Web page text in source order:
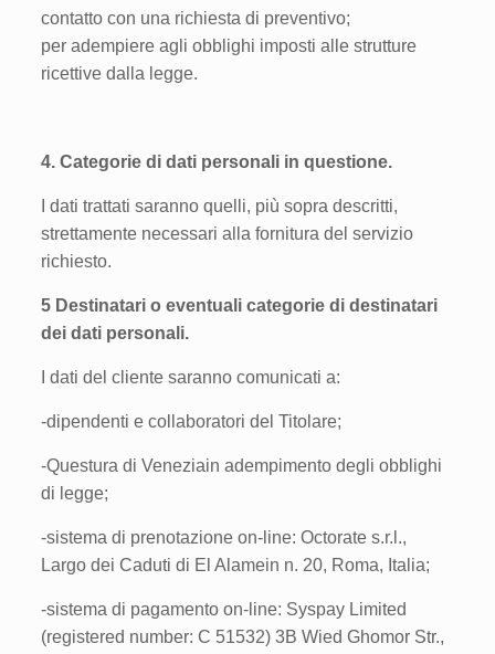
contatto con una richiesta di preventivo;
per adempiere agli obblighi imposti alle strutture
ricettive dalla legge.
4. Categorie di dati personali in questione.
I dati trattati saranno quelli, più sopra descritti,
strettamente necessari alla fornitura del servizio
richiesto.
5 Destinatari o eventuali categorie di destinatari
dei dati personali.
I dati del cliente saranno comunicati a:
-dipendenti e collaboratori del Titolare;
-Questura di Veneziain adempimento degli obblighi
di legge;
-sistema di prenotazione on-line: Octorate s.r.l.,
Largo dei Caduti di El Alamein n. 20, Roma, Italia;
-sistema di pagamento on-line: Syspay Limited
(registered number: C 51532) 3B Wied Ghomor Str.,